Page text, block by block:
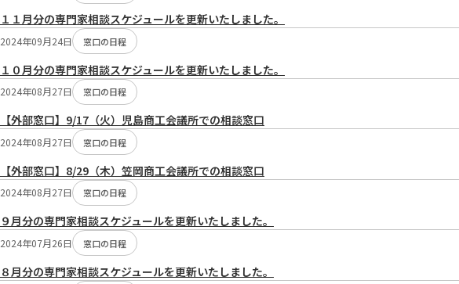
１１月分の専門家相談スケジュールを更新いたしました。
2024年09月24日 窓口の日程
１０月分の専門家相談スケジュールを更新いたしました。
2024年08月27日 窓口の日程
【外部窓口】9/17（火）児島商工会議所での相談窓口
2024年08月27日 窓口の日程
【外部窓口】8/29（木）笠岡商工会議所での相談窓口
2024年08月27日 窓口の日程
９月分の専門家相談スケジュールを更新いたしました。
2024年07月26日 窓口の日程
８月分の専門家相談スケジュールを更新いたしました。